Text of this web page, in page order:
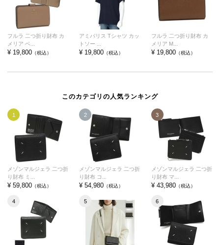
フルラ 二つ折り財布 カ
メリア ベ...
¥ 19,800 （税込）
アミパリス Tシャツ カッ
トソー ...
¥ 19,800 （税込）
フルラ 二つ折り財布 カ
メリア M...
¥ 19,800（税込）
このカテゴリの人気ランキング
1
メゾンマルジェラ 二つ折
り財布 ミ...
¥ 59,800 （税込）
2
メゾンマルジェラ 二つ折
り財布 コ...
¥ 54,980 （税込）
3
メゾンマルジェラ 二つ折
り財布 マ...
¥ 43,980（税込）
4 5 6